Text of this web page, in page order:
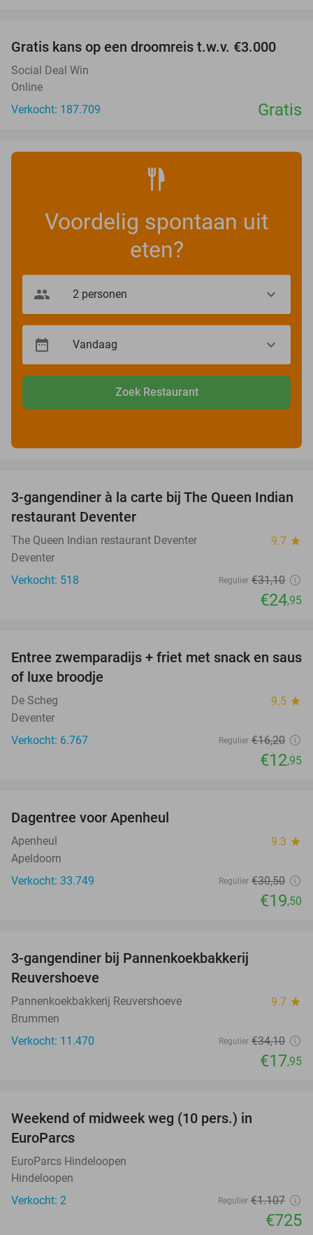
Gratis kans op een droomreis t.w.v. €3.000
Social Deal Win
Online
Verkocht: 187.709
Gratis
Voordelig spontaan uit
eten?
Zoek Restaurant
20%
3-gangendiner à la carte bij The Queen Indian
restaurant Deventer
The Queen Indian restaurant Deventer 9.7 star
Deventer
Verkocht: 518
Regulier €31,10
€24,95
20%
Entree zwemparadijs + friet met snack en saus
of luxe broodje
De Scheg 9.5 star
Deventer
Verkocht: 6.767
Regulier €16,20
€12,95
Dagentree voor Apenheul
Apenheul 9.3 star
Apeldoorn
Verkocht: 33.749
Regulier €30,50
€19,50
3-gangendiner bij Pannenkoekbakkerij
Reuvershoeve
Pannenkoekbakkerij Reuvershoeve 9.7 star
Brummen
Verkocht: 11.470
Regulier €34,10
€17,95
Weekend of midweek weg (10 pers.) in
EuroParcs
EuroParcs Hindeloopen
Hindeloopen
Verkocht: 2
Regulier €1.107
€725